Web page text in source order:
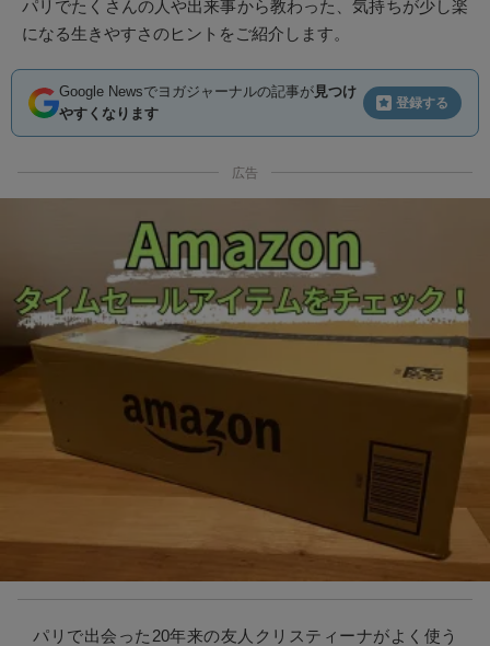
パリでたくさんの人や出来事から教わった、気持ちが少し楽
になる生きやすさのヒントをご紹介します。
Google Newsでヨガジャーナルの記事が見つけ
やすくなります
登録する
広告
パリで出会った20年来の友人クリスティーナがよく使う